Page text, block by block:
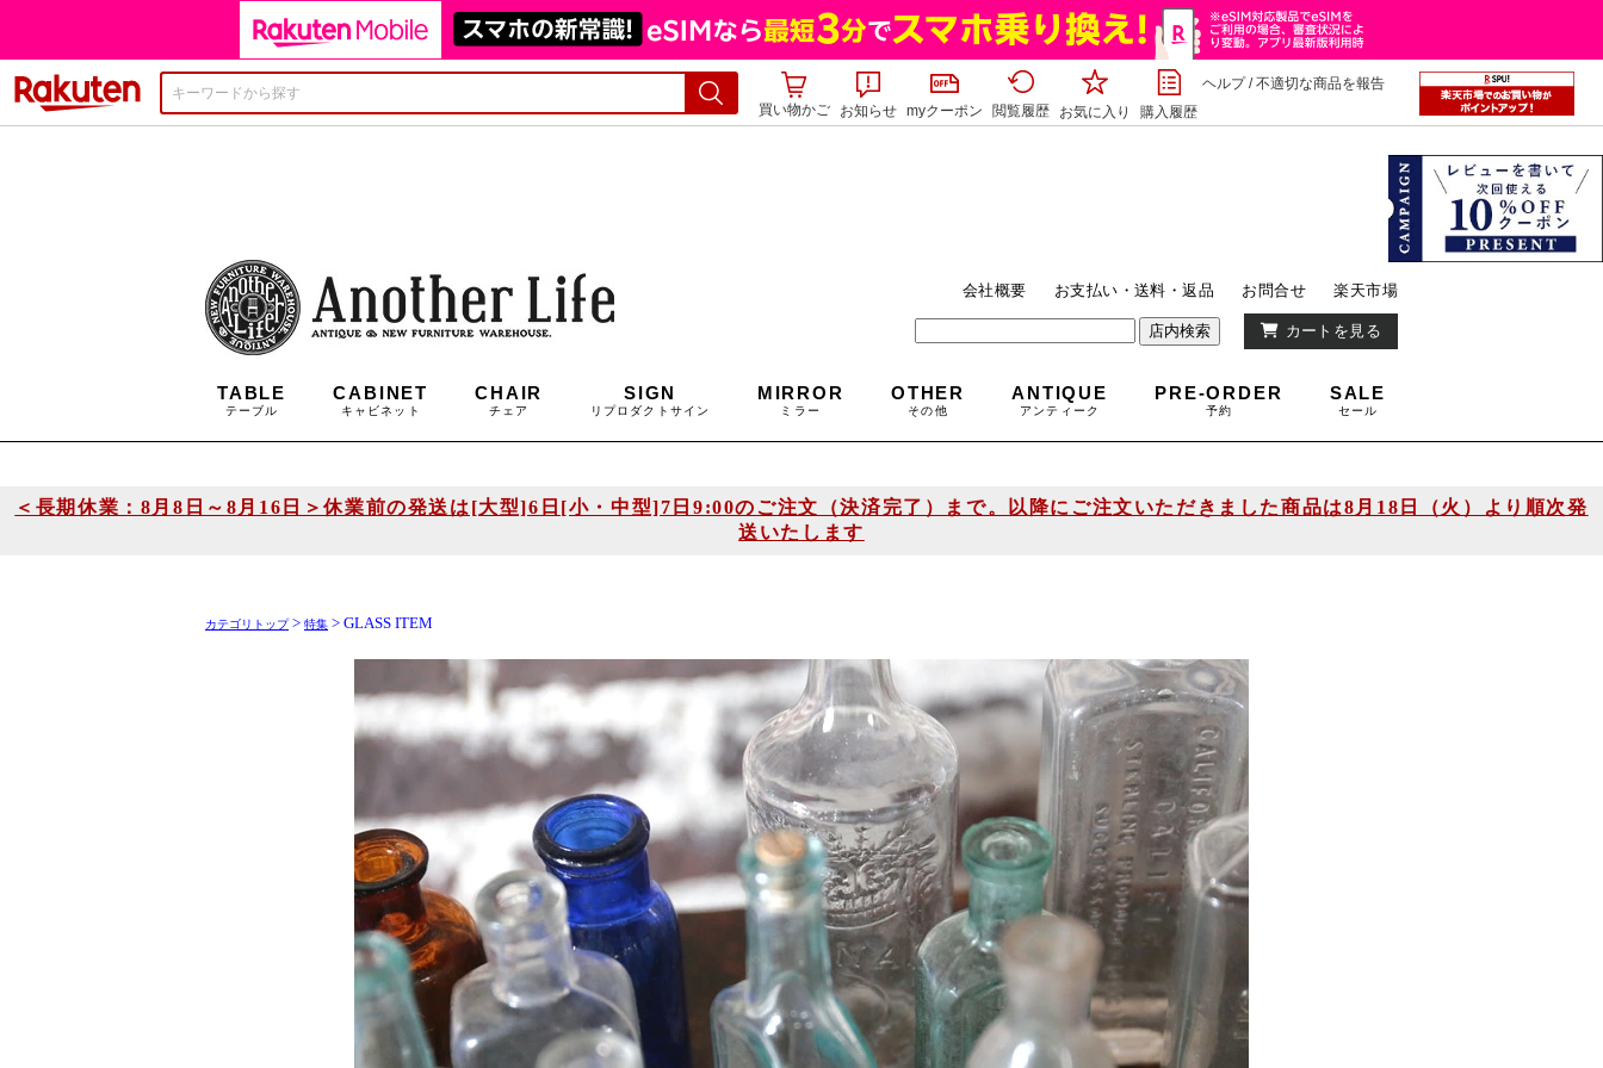
買い物かご
お知らせ myクーポン 閲覧履歴 お気に入り 購入履歴
ヘルプ/不適切な商品を報告
＜長期休業：8月8日～8月16日＞休業前の発送は[大型]6日[小・中型]7日9:00のご注文（決済完了）まで。以降にご注文いただきました商品は8月18日（火）より順次発
送いたします
カテゴリトップ> 特集 > GLASS ITEM